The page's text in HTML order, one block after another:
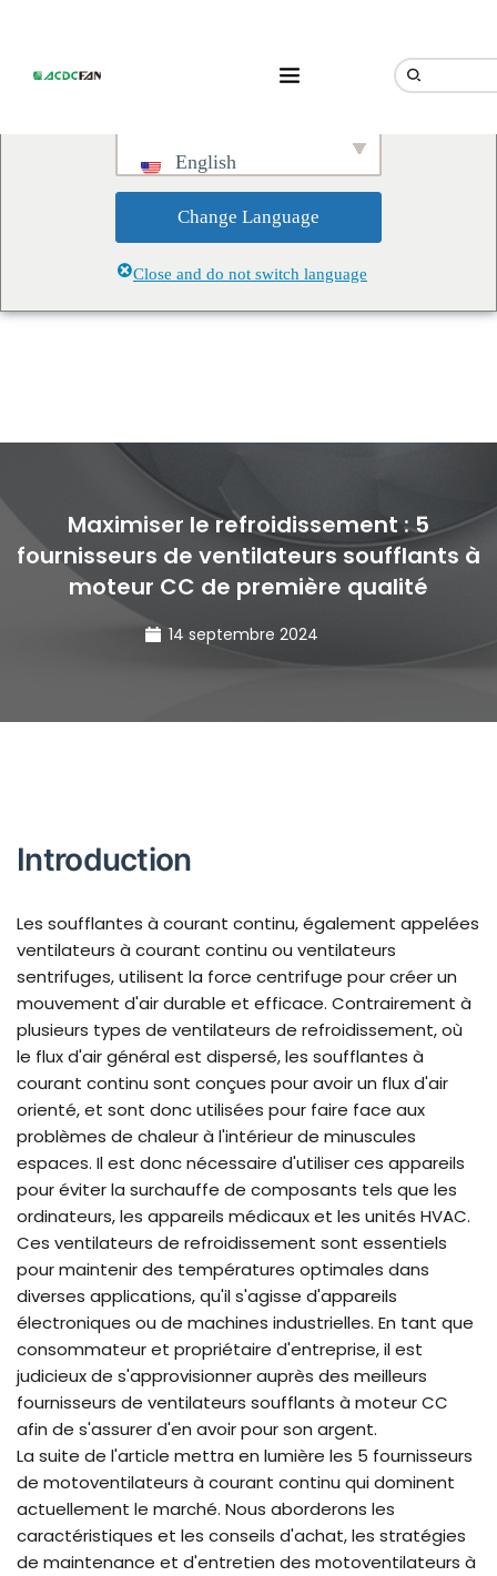
Do you want to change to:
English
Change Language
Close and do not switch language
Maximiser le refroidissement : 5
fournisseurs de ventilateurs soufflants à
moteur CC de première qualité
14 septembre 2024
Introduction
Les soufflantes à courant continu, également appelées
ventilateurs à courant continu ou ventilateurs
sentrifuges, utilisent la force centrifuge pour créer un
mouvement d'air durable et efficace. Contrairement à
plusieurs types de ventilateurs de refroidissement, où
le flux d'air général est dispersé, les soufflantes à
courant continu sont conçues pour avoir un flux d'air
orienté, et sont donc utilisées pour faire face aux
problèmes de chaleur à l'intérieur de minuscules
espaces. Il est donc nécessaire d'utiliser ces appareils
pour éviter la surchauffe de composants tels que les
ordinateurs, les appareils médicaux et les unités HVAC.
Ces ventilateurs de refroidissement sont essentiels
pour maintenir des températures optimales dans
diverses applications, qu'il s'agisse d'appareils
électroniques ou de machines industrielles. En tant que
consommateur et propriétaire d'entreprise, il est
judicieux de s'approvisionner auprès des meilleurs
fournisseurs de ventilateurs soufflants à moteur CC
afin de s'assurer d'en avoir pour son argent.
La suite de l'article mettra en lumière les 5 fournisseurs
de motoventilateurs à courant continu qui dominent
actuellement le marché. Nous aborderons les
caractéristiques et les conseils d'achat, les stratégies
de maintenance et d'entretien des motoventilateurs à